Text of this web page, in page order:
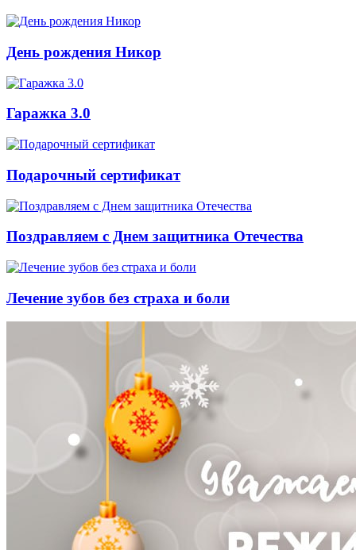
День рождения Никор
Гаражка 3.0
Подарочный сертификат
Поздравляем с Днем защитника Отечества
Лечение зубов без страха и боли